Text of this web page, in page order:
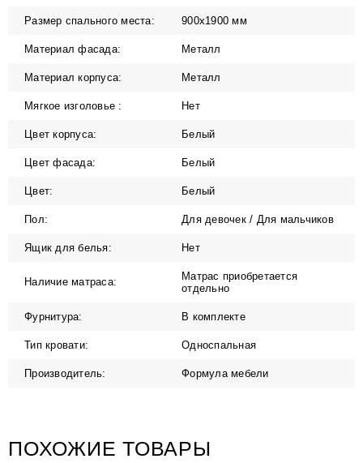
Размер спального места: 900х1900 мм
Материал фасада: Металл
Материал корпуса: Металл
Мягкое изголовье : Нет
Цвет корпуса: Белый
Цвет фасада: Белый
Цвет: Белый
Пол: Для девочек / Для мальчиков
Ящик для белья: Нет
Наличие матраса:
Матрас приобретается
отдельно
Фурнитура: В комплекте
Тип кровати: Односпальная
Производитель: Формула мебели
ПОХОЖИЕ ТОВАРЫ